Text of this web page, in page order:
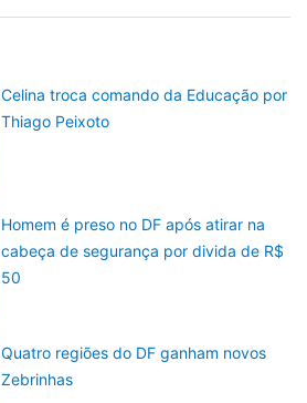
Celina troca comando da Educação por
Thiago Peixoto
Homem é preso no DF após atirar na
cabeça de segurança por divida de R$
50
Quatro regiões do DF ganham novos
Zebrinhas